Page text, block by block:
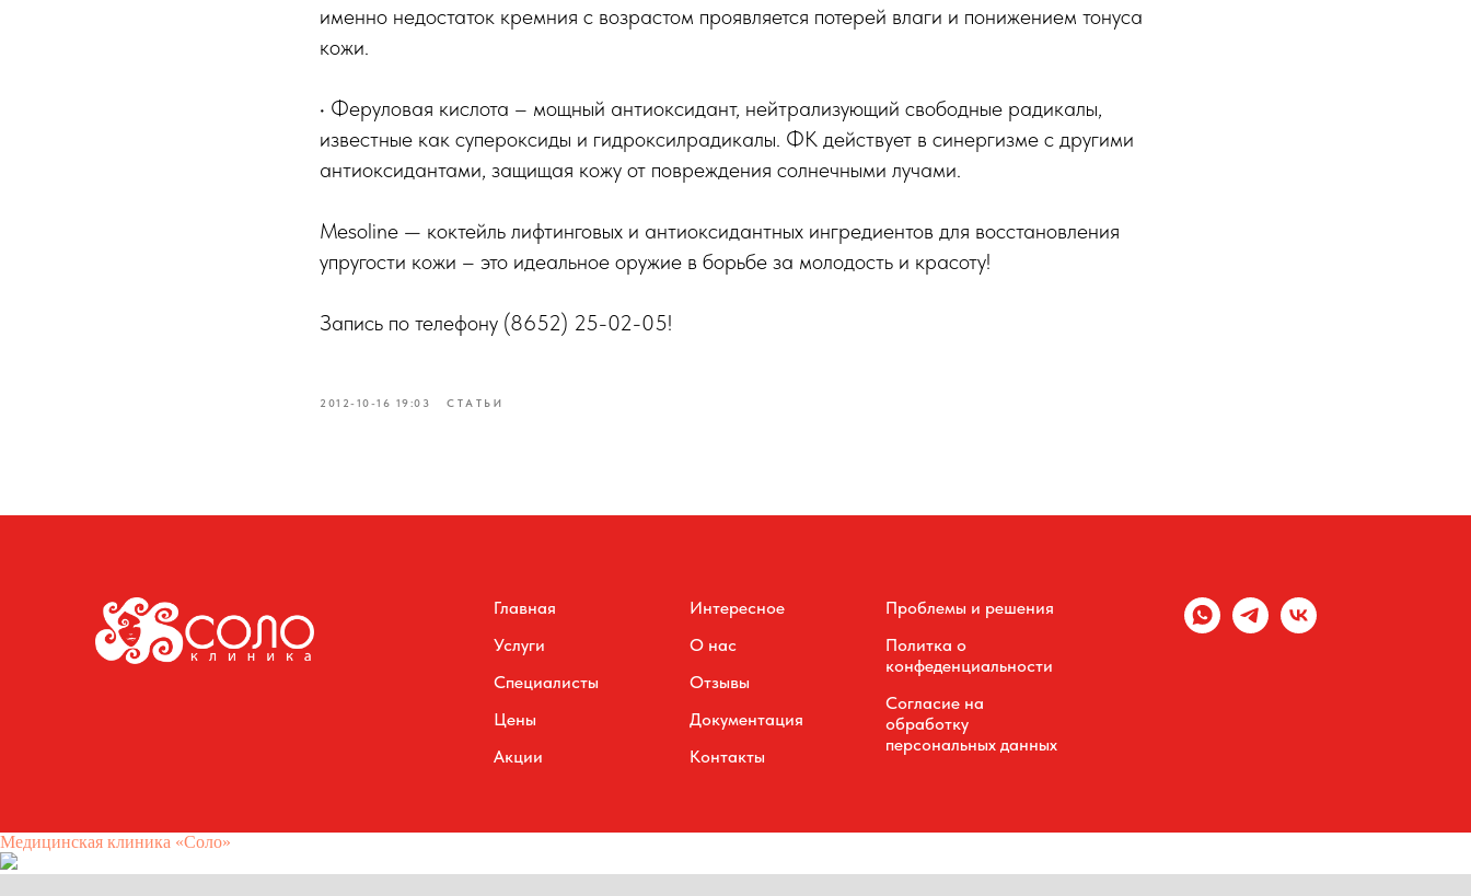
именно недостаток кремния с возрастом проявляется потерей влаги и понижением тонуса
кожи.
• Феруловая кислота – мощный антиоксидант, нейтрализующий свободные радикалы,
известные как супероксиды и гидроксилрадикалы. ФК действует в синергизме с другими
антиоксидантами, защищая кожу от повреждения солнечными лучами.
Mesoline — коктейль лифтинговых и антиоксидантных ингредиентов для восстановления
упругости кожи – это идеальное оружие в борьбе за молодость и красоту!
Запись по телефону (8652) 25-02-05!
2012-10-16 19:03 СТАТЬИ
Главная
Услуги
Специалисты
Цены
Акции
Интересное
О нас
Отзывы
Документация
Контакты
Проблемы и решения
Политка о
конфеденциальности
Согласие на
обработку
персональных данных
Медицинская клиника «Соло»